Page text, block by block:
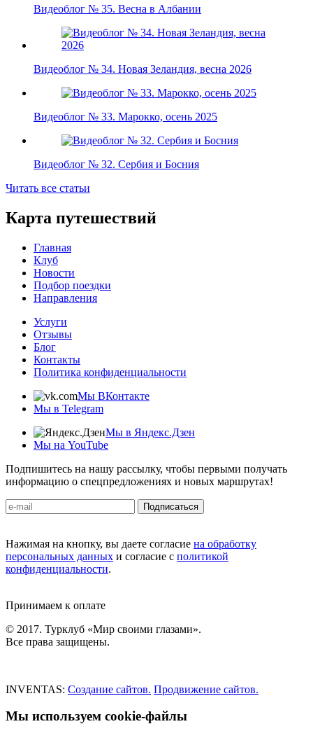
Видеоблог № 35. Весна в Албании
Видеоблог № 34. Новая Зеландия, весна 2026
Видеоблог № 33. Марокко, осень 2025
Видеоблог № 32. Сербия и Босния
Читать все статьи
Карта путешествий
Главная
Клуб
Новости
Подбор поездки
Направления
Услуги
Отзывы
Блог
Контакты
Политика конфиденциальности
Мы ВКонтакте
Мы в Telegram
Мы в Яндекс.Дзен
Мы на YouTube
Подпишитесь на нашу рассылку, чтобы первыми получать
информацию о спецпредложениях и новых маршрутах!
Подписаться
Нажимая на кнопку, вы даете согласие на обработку
персональных данных и согласие с политикой
конфиденциальности.
Принимаем к оплате
© 2017. Турклуб «Мир своими глазами».
Все права защищены.
INVENTAS: Создание сайтов. Продвижение сайтов.
Мы используем cookie-файлы